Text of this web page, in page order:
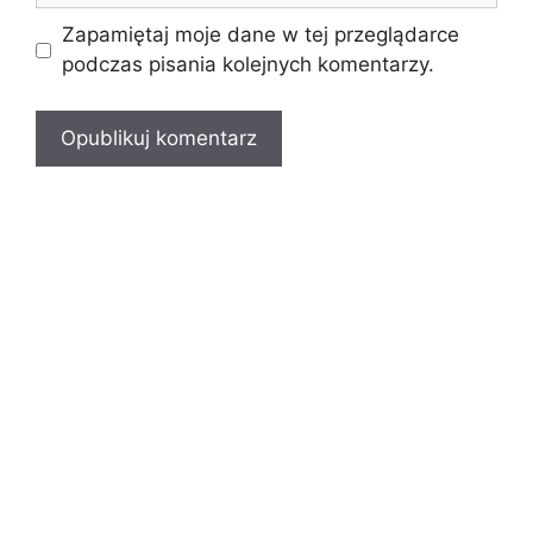
Zapamiętaj moje dane w tej przeglądarce
podczas pisania kolejnych komentarzy.